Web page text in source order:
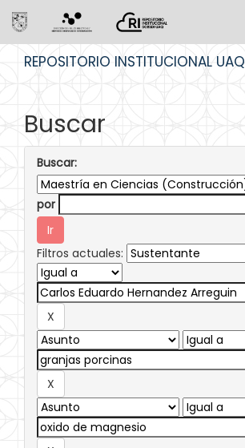
REPOSITORIO INSTITUCIONAL UAQ
Buscar
Buscar:
por
Filtros actuales: